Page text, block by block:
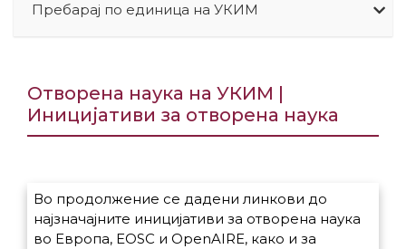
Пребарај по единица на УКИМ
Отворена наука на УКИМ |
Иницијативи за отворена наука
Во продолжение се дадени линкови до
најзначајните иницијативи за отворена наука
во Европа, EOSC и OpenAIRE, како и за